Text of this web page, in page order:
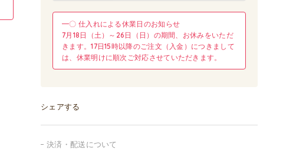
━〇 仕入れによる休業日のお知らせ
7月18日（土）～26日（日）の期間、お休みをいただ
きます。17日15時以降のご注文（入金）につきまして
は、休業明けに順次ご対応させていただきます。
シェアする
決済・配送について